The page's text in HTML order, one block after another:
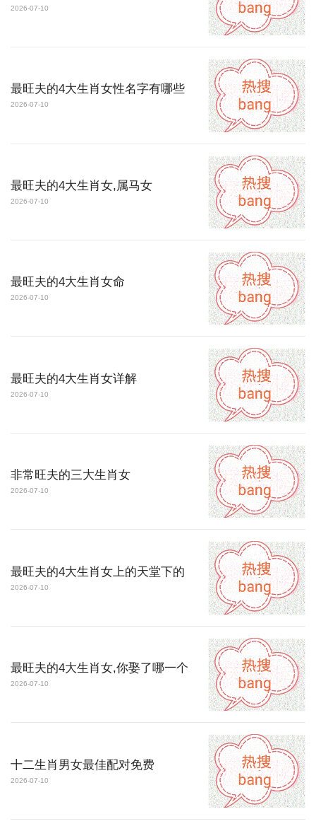
2026-07-10
最旺夫的4大生肖女性名字有哪些
2026-07-10
最旺夫的4大生肖女,属马女
2026-07-10
最旺夫的4大生肖女命
2026-07-10
最旺夫的4大生肖女详解
2026-07-10
非常旺夫的三大生肖女
2026-07-10
最旺夫的4大生肖女上的天堂下的
2026-07-10
最旺夫的4大生肖女,你娶了哪一个
2026-07-10
十二生肖男女最佳配对免费
2026-07-10